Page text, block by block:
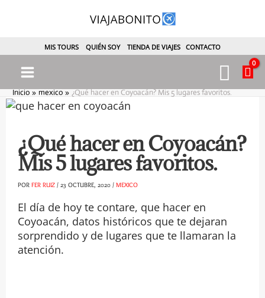
MIS TOURS QUIÉN SOY TIENDA DE VIAJES CONTACTO
Main
Menu
Inicio mexico ¿Qué hacer en Coyoacán? Mis 5 lugares favoritos.
¿Qué hacer en Coyoacán?
Mis 5 lugares favoritos.
POR FER RUIZ / 23 OCTUBRE, 2020 / MEXICO
El día de hoy te contare, que hacer en
Coyoacán, datos históricos que te dejaran
sorprendido y de lugares que te llamaran la
atención.